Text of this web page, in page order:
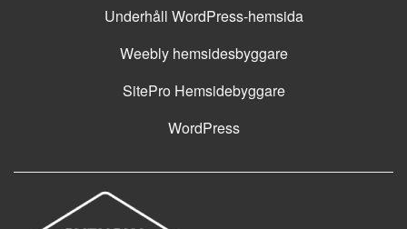
Underhåll WordPress-hemsida
Weebly hemsidesbyggare
SitePro Hemsidebyggare
WordPress